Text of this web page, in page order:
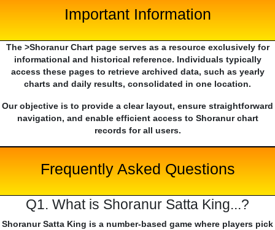
Important Information
The >Shoranur Chart page serves as a resource exclusively for
informational and historical reference. Individuals typically
access these pages to retrieve archived data, such as yearly
charts and daily results, consolidated in one location.
Our objective is to provide a clear layout, ensure straightforward
navigation, and enable efficient access to Shoranur chart
records for all users.
Frequently Asked Questions
Q1. What is Shoranur Satta King...?
Shoranur Satta King is a number-based game where players pick